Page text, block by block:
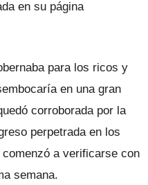
en su página
para los ricos y
en una gran
corroborada por la
perpetrada en los
a verificarse con
semana.